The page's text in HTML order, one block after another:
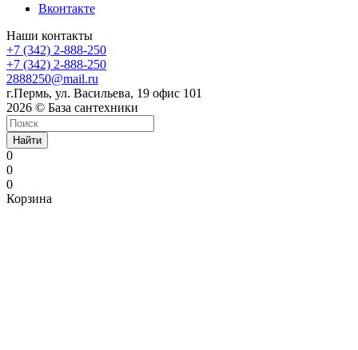
Вконтакте
Наши контакты
+7 (342) 2-888-250
+7 (342) 2-888-250
2888250@mail.ru
г.Пермь, ул. Васильева, 19 офис 101
2026 © База сантехники
Найти
0
0
0
Корзина